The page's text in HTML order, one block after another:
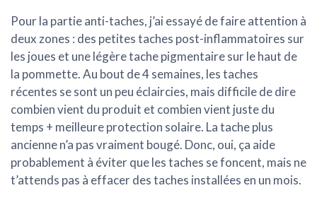
Pour la partieanti-taches, j’ai essayé de faire attention à
deux zones : des petites taches post-inflammatoires sur
les joues et une légère tache pigmentaire sur le haut de
la pommette. Au bout de 4 semaines, les taches
récentes se sont un peu éclaircies, mais difficile de dire
combien vient du produit et combien vient juste du
temps + meilleure protection solaire. La tache plus
ancienne n’a pas vraiment bougé. Donc, oui, ça aide
probablement à éviter que les taches se foncent, mais ne
t’attends pas à effacer des taches installées en un mois.